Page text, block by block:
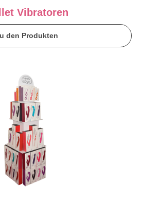
Vibratoren
den Produkten